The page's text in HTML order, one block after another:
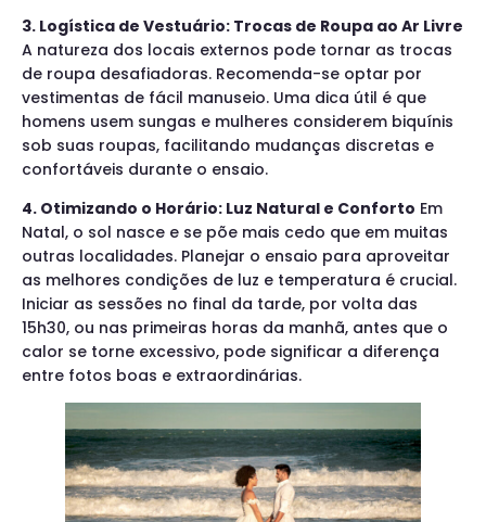
3. Logística de Vestuário: Trocas de Roupa ao Ar Livre
A natureza dos locais externos pode tornar as trocas
de roupa desafiadoras. Recomenda-se optar por
vestimentas de fácil manuseio. Uma dica útil é que
homens usem sungas e mulheres considerem biquínis
sob suas roupas, facilitando mudanças discretas e
confortáveis durante o ensaio.
4. Otimizando o Horário: Luz Natural e Conforto Em
Natal, o sol nasce e se põe mais cedo que em muitas
outras localidades. Planejar o ensaio para aproveitar
as melhores condições de luz e temperatura é crucial.
Iniciar as sessões no final da tarde, por volta das
15h30, ou nas primeiras horas da manhã, antes que o
calor se torne excessivo, pode significar a diferença
entre fotos boas e extraordinárias.